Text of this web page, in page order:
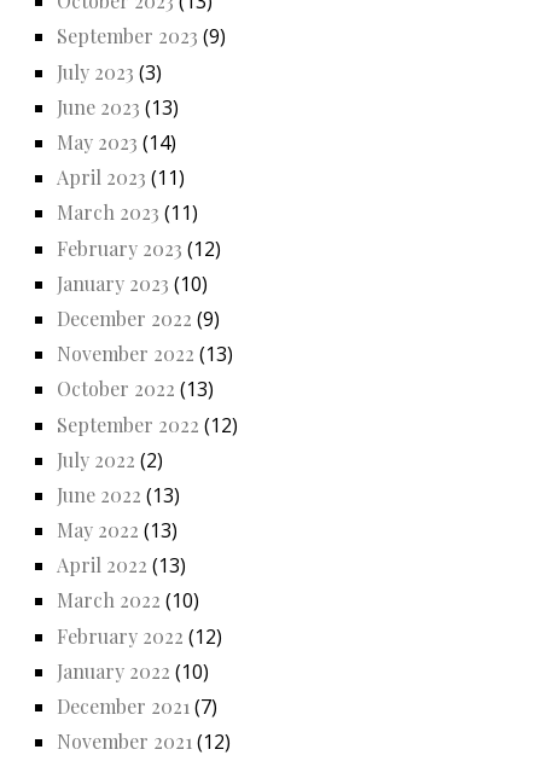
September 2023 (9)
July 2023 (3)
June 2023 (13)
May 2023 (14)
April 2023 (11)
March 2023 (11)
February 2023 (12)
January 2023 (10)
December 2022 (9)
November 2022 (13)
October 2022 (13)
September 2022 (12)
July 2022 (2)
June 2022 (13)
May 2022 (13)
April 2022 (13)
March 2022 (10)
February 2022 (12)
January 2022 (10)
December 2021 (7)
November 2021(12)